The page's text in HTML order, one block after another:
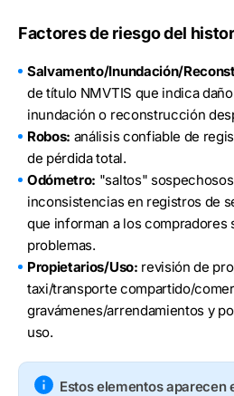
Factores de riesgo del
Salvamento/Inundación/
de título NMVTIS que indica
inundación o reconstrucción
Robos: análisis confiable de
de pérdida total.
Odómetro: "saltos"
inconsistencias en registros de
que informan a los compradores
problemas.
Propietarios/Uso: revisión de
taxi/transporte compartido/
gravámenes/arrendamientos y
uso.
Estos elementos aparecen